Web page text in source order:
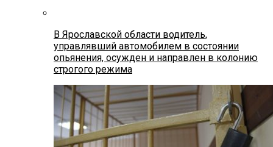
В Ярославской области водитель,
управлявший автомобилем в состоянии
опьянения, осужден и направлен в колонию
строгого режима